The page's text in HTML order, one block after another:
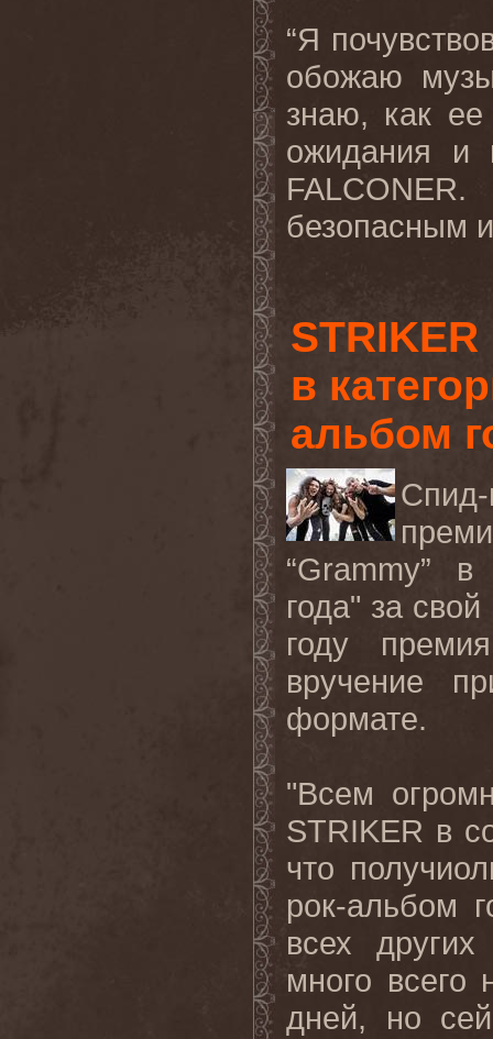
“Я
обожаю
знаю, как
ожидания и
безопасным
в
альбом
“Grammy” в
года" за
году
вручение
формате.
"Всем
STRIKER в
что
рок-альбом
всех
много всего
дней, но